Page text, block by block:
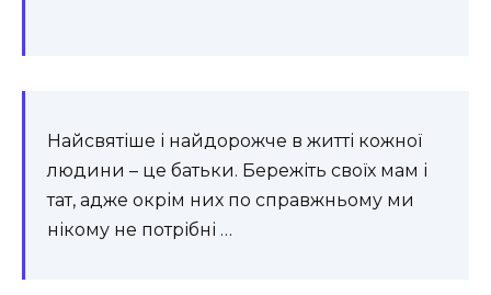
Найсвятіше і найдорожче в житті кожної
людини – це батьки. Бережіть своїх мам і
тат, адже окрім них по справжньому ми
нікому не потрібні …